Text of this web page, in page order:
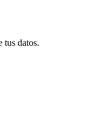
tus datos.